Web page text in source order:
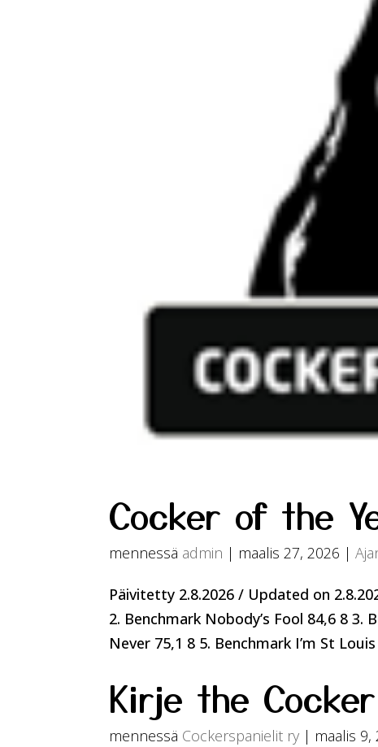
Cocker of the
mennessä admin | maalis 27, 2026 |
Päivitetty 2.8.2026 / Updated on
2. Benchmark Nobody’s Fool 84,6 8
Never 75,1 8 5. Benchmark I’m St
Kirje the
mennessä Cockerspanielit ry | maalis 9,